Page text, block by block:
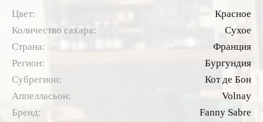
Цвет:
Красное
Количество сахара:
Сухое
Страна:
Франция
Регион:
Бургундия
Субрегион:
Кот де Бон
Аппелласьон:
Volnay
Бренд:
Fanny Sabre